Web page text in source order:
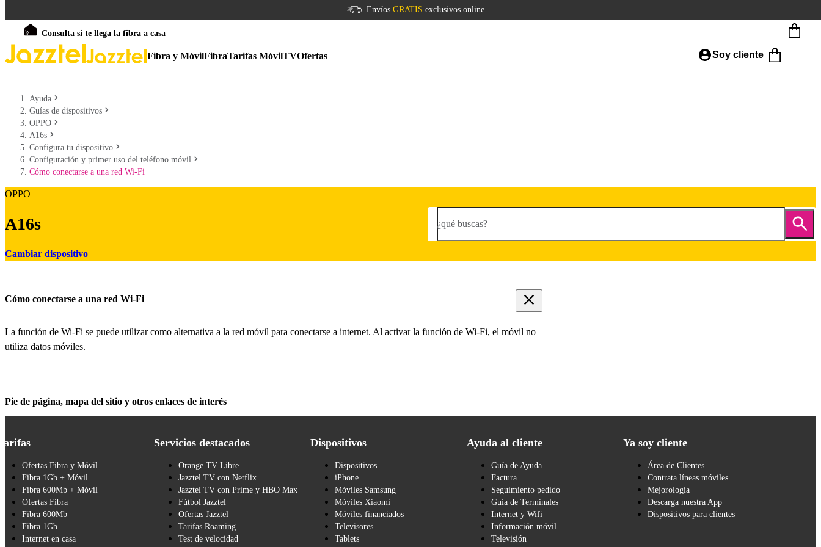
Envíos GRATIS exclusivos online
Consulta si te llega la fibra a casa
Fibra y MóvilFibraTarifas MóvilTVOfertas Soy cliente
Ayuda
Guías de dispositivos
OPPO
A16s
Configura tu dispositivo
Configuración y primer uso del teléfono móvil
Cómo conectarse a una red Wi-Fi
OPPO
A16s
Cambiar dispositivo
¿qué buscas?
Cómo conectarse a una red Wi-Fi
La función de Wi-Fi se puede utilizar como alternativa a la red móvil para conectarse a internet. Al activar la función de Wi-Fi, el móvil no
utiliza datos móviles.
Pie de página, mapa del sitio y otros enlaces de interés
Ofertas Fibra y Móvil
Fibra 1Gb + Móvil
Fibra 600Mb + Móvil
Ofertas Fibra
Fibra 600Mb
Fibra 1Gb
Internet en casa
Servicios destacados
Orange TV Libre
Jazztel TV con Netflix
Jazztel TV con Prime y HBO Max
Fútbol Jazztel
Ofertas Jazztel
Tarifas Roaming
Test de velocidad
Dispositivos
Dispositivos
iPhone
Móviles Samsung
Móviles Xiaomi
Móviles financiados
Televisores
Tablets
Ayuda al cliente
Guía de Ayuda
Factura
Seguimiento pedido
Guía de Terminales
Internet y Wifi
Información móvil
Televisión
Ya soy cliente
Área de Clientes
Contrata líneas móviles
Mejorología
Descarga nuestra App
Dispositivos para clientes